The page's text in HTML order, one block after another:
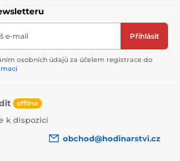
e-mail Přihlásit
osobních údajů za účelem registrace do
offline
k dispozici
obchod@hodinarstvi.cz